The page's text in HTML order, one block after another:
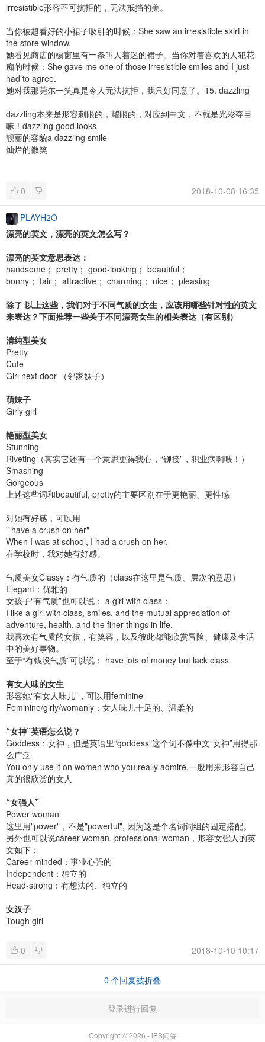
irresistible形容不可抗拒的，无法抵挡的美。
当你被超看好的小裙子吸引的时候：She saw an irresistible skirt in
the store window.
她看见商店的橱窗里有一条叫人着迷的裙子。当你对着喜欢的人犯花
痴的时候：She gave me one of those irresistible smiles and I just
had to agree.
她对我那莞尔一笑真是令人无法抗拒，我只好同意了。15. dazzling
dazzling本来是形容刺眼的，耀眼的，对应到中文，不就是光彩夺目
嘛！dazzling good looks
靓丽的容貌a dazzling smile
灿烂的微笑
0 2018-10-08 16:35
PLAYH2O
漂亮的英文，漂亮的英文怎么写？
漂亮的英文意思表达：
handsome； pretty； good-looking； beautiful；
bonny； fair； attractive； charming； nice； pleasing
除了 以上这些，我们对于不同气质的女生，应该用哪些针对性的英文
来表达？下面推荐一些关于不同漂亮女生的相关表达（有区别）
清纯型美女
Pretty
Cute
Girl next door （邻家妹子）
萌妹子
Girly girl
艳丽型美女
Stunning
Riveting（其实它还有一个意思更得我心，“铆接”，职业病啊喂！）
Smashing
Gorgeous
上述这些词和beautiful, pretty的主要区别在于更艳丽、更性感
对她有好感，可以用
" have a crush on her"
When I was at school, I had a crush on her.
在学校时，我对她有好感。
气质美女Classy：有气质的（class在这里是气质、层次的意思）
Elegant：优雅的
女孩子“有气质”也可以说： a girl with class：
I like a girl with class, smiles, and the mutual appreciation of
adventure, health, and the finer things in life.
我喜欢有气质的女孩，有笑容，以及彼此都能欣赏冒险、健康及生活
中的美好事物。
至于“有钱没气质”可以说： have lots of money but lack class
有女人味的女生
形容她“有女人味儿”，可以用feminine
Feminine/girly/womanly：女人味儿十足的、温柔的
“女神”英语怎么说？
Goddess：女神，但是英语里“goddess"这个词不像中文“女神”用得那
么广泛
You only use it on women who you really admire.一般用来形容自己
真的很欣赏的女人
“女强人”
Power woman
这里用"power"，不是"powerful", 因为这是个名词词组的固定搭配。
另外也可以说career woman, professional woman，形容女强人的英
文如下：
Career-minded：事业心强的
Independent：独立的
Head-strong：有想法的、独立的
女汉子
Tough girl
0 2018-10-10 10:17
0 个回复被折叠
登录进行回复
Copyright © 2026 - iBS问答